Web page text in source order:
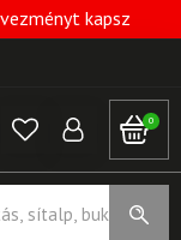
kapsz
0